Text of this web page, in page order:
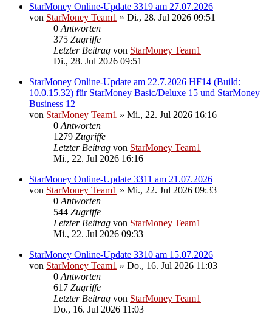
StarMoney Online-Update 3319 am 27.07.2026
von StarMoney Team1 » Di., 28. Jul 2026 09:51
0 Antworten
375 Zugriffe
Letzter Beitrag von StarMoney Team1
Di., 28. Jul 2026 09:51
StarMoney Online-Update am 22.7.2026 HF14 (Build:
10.0.15.32) für StarMoney Basic/Deluxe 15 und StarMoney
Business 12
von StarMoney Team1 » Mi., 22. Jul 2026 16:16
0 Antworten
1279 Zugriffe
Letzter Beitrag von StarMoney Team1
Mi., 22. Jul 2026 16:16
StarMoney Online-Update 3311 am 21.07.2026
von StarMoney Team1 » Mi., 22. Jul 2026 09:33
0 Antworten
544 Zugriffe
Letzter Beitrag von StarMoney Team1
Mi., 22. Jul 2026 09:33
StarMoney Online-Update 3310 am 15.07.2026
von StarMoney Team1 » Do., 16. Jul 2026 11:03
0 Antworten
617 Zugriffe
Letzter Beitrag von StarMoney Team1
Do., 16. Jul 2026 11:03